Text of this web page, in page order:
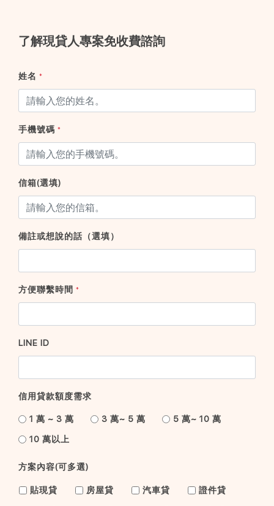
了解現貸人專案免收費諮詢
姓名 *
手機號碼 *
信箱(選填)
備註或想說的話（選填）
方便聯繫時間 *
LINE ID
信用貸款額度需求
1 萬 ~ 3 萬 3 萬~ 5 萬 5 萬~ 10 萬
10 萬以上
方案內容(可多選)
貼現貸 房屋貸 汽車貸 證件貸